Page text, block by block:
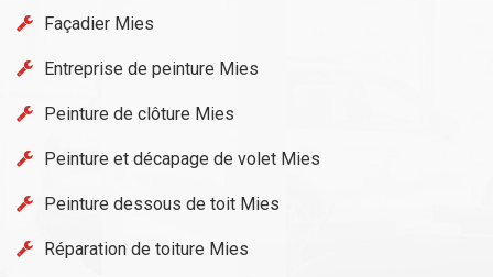
Façadier Mies
Entreprise de peinture Mies
Peinture de clôture Mies
Peinture et décapage de volet Mies
Peinture dessous de toit Mies
Réparation de toiture Mies